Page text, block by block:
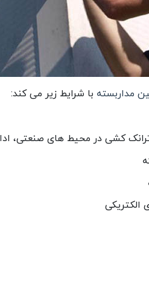
مداربسته با شرایط زیر می کند:
کشی در محیط های صنعتی،